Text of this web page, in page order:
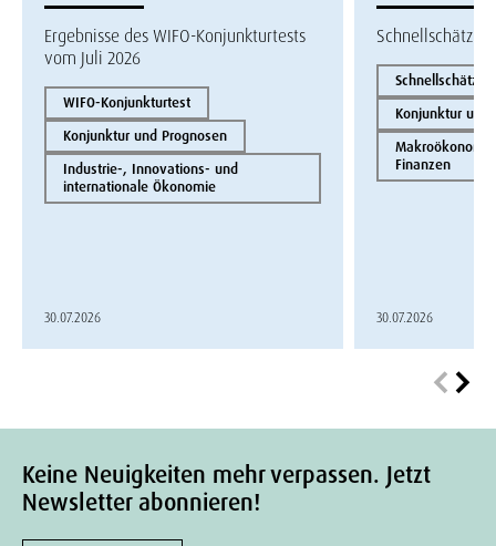
Ergebnisse des WIFO-Konjunkturtests
vom Juli 2026
WIFO-Konjunkturtest
Konjunktur und Prognosen
Industrie-, Innovations- und
internationale Ökonomie
30.07.2026
Konjunktur und
Finanzen
30.07.2026
Keine Neuigkeiten mehr verpassen. Jetzt
Newsletter abonnieren!